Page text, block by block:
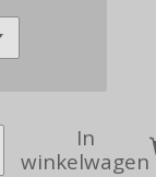
In
winkelwagen